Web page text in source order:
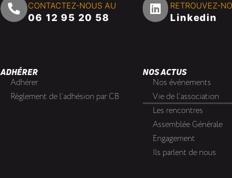
CONTACTEZ-NOUS AU
06 12 95 20 58
RETROUVEZ-
Linkedin
ADHÉRER
Adhérer
Règlement de l’adhésion par CB
NOS ACTUS
Nos événements
Vie de l’association
Les rencontres
Assemblée Générale
Engagement
Ils parlent de nous